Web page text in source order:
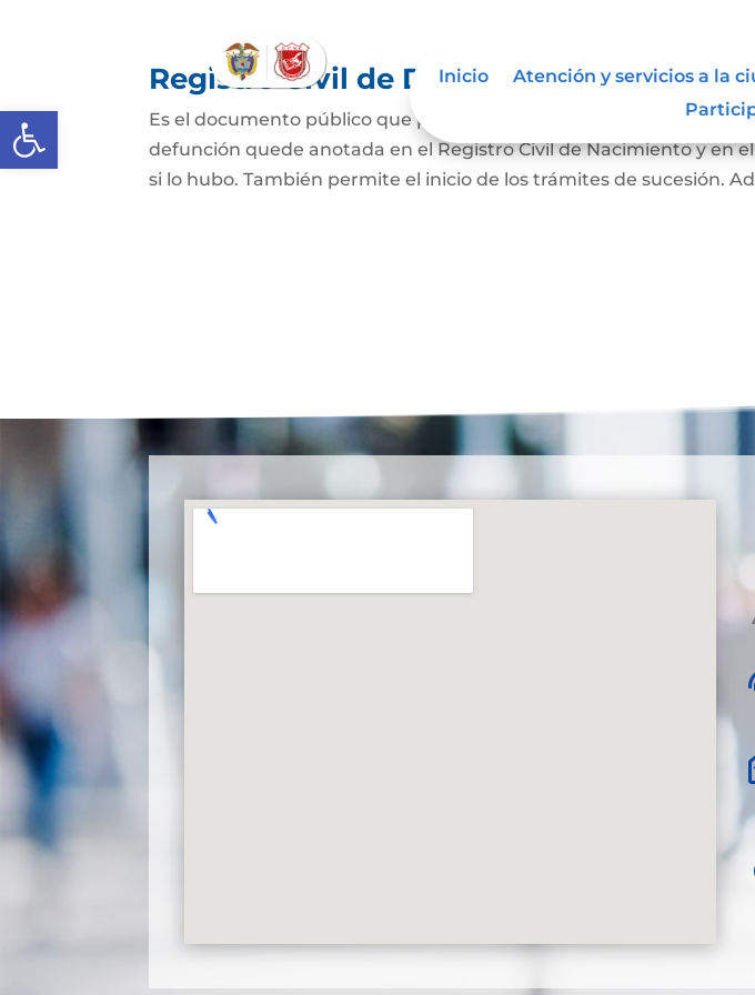
Abrir barra de herramientas
Inicio Atención y servicios a la
Registro Civil de Defunción
Es el documento público que prueba el hecho de la muerte y su
defunción quede anotada en el Registro Civil de Nacimiento y en
si lo hubo. También permite el inicio de los trámites de sucesión.